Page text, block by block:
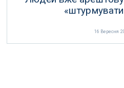
16 Вересня